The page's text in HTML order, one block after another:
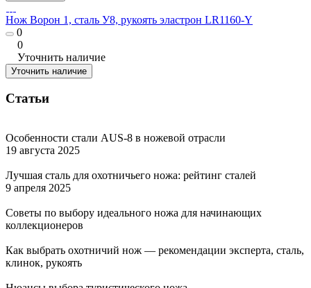
Нож Ворон 1, сталь У8, рукоять эластрон LR1160-Y
0
0
Уточнить наличие
Уточнить наличие
Статьи
Особенности стали AUS-8 в ножевой отрасли
19 августа 2025
Лучшая сталь для охотничьего ножа: рейтинг сталей
9 апреля 2025
Советы по выбору идеального ножа для начинающих
коллекционеров
Как выбрать охотничий нож — рекомендации эксперта, сталь,
клинок, рукоять